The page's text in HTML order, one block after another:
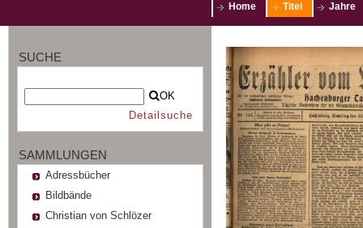
Home Titel Jahre
SUCHE
OK
Detailsuche
SAMMLUNGEN
Adressbücher
Bildbände
Christian von Schlözer